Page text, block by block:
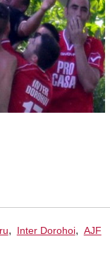
, Inter Dorohoi, AJF